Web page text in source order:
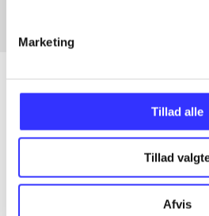
Marketing
Tillad alle
Tillad
Afvis
Artikler
Alle registrerede artikler fordelt